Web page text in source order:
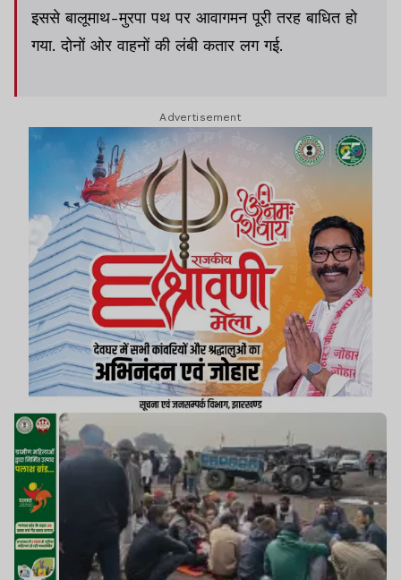
इससे बालूमाथ-मुरपा पथ पर आवागमन पूरी तरह बाधित हो
गया. दोनों ओर वाहनों की लंबी कतार लग गई.
Advertisement